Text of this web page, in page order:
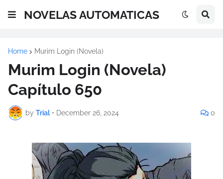
NOVELAS AUTOMATICAS
Home Murim Login (Novela)
Murim Login (Novela)
Capítulo 650
by Trial • December 26, 2024 0